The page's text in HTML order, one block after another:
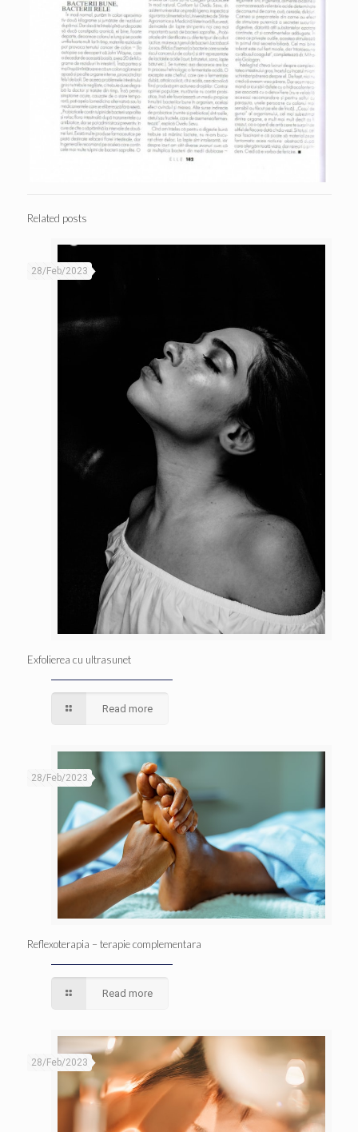
Related posts
28/Feb/2023
Exfolierea cu ultrasunet
Read more
28/Feb/2023
Reflexoterapia – terapie complementara
Read more
28/Feb/2023